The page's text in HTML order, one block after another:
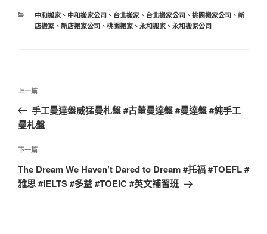
中和搬家、 中和搬家公司、 台北搬家、 台北搬家公司、 挑園搬家公司、 新
店搬家、 新店搬家公司、 桃園搬家、 永和搬家、 永和搬家公司
上一篇
手工曼達盤威猛曼札盤 #古董曼達盤 #曼達盤 #純手工
曼札盤
下一篇
The Dream We Haven’t Dared to Dream #托福 #TOEFL #
雅思 #IELTS #多益 #TOEIC #英文補習班